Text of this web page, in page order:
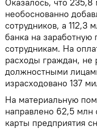
Оказалось, что
необоснованно
сотрудников, а 112,3
банка на заработную
сотрудникам. На
расходы граждан, не
должностными
израсходовано 137
На материальную
направлено 62,5 млн
карты предприятия